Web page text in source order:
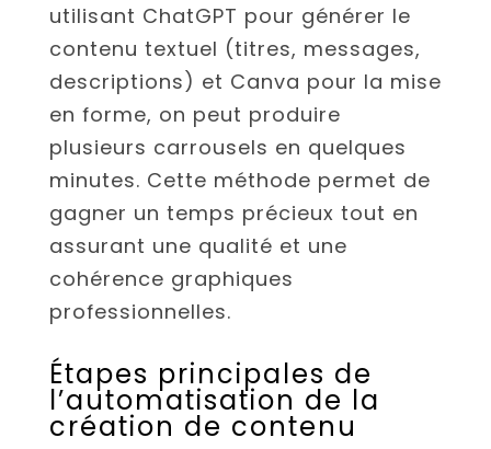
utilisant ChatGPT pour générer le
contenu textuel (titres, messages,
descriptions) et Canva pour la mise
en forme, on peut produire
plusieurs carrousels en quelques
minutes. Cette méthode permet de
gagner un temps précieux tout en
assurant une qualité et une
cohérence graphiques
professionnelles.
Étapes principales de
l’automatisation de la
création de contenu